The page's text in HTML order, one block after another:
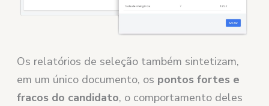
Os relatórios de seleção também sintetizam,
em um único documento, os pontos fortes e
fracos do candidato, o comportamento deles